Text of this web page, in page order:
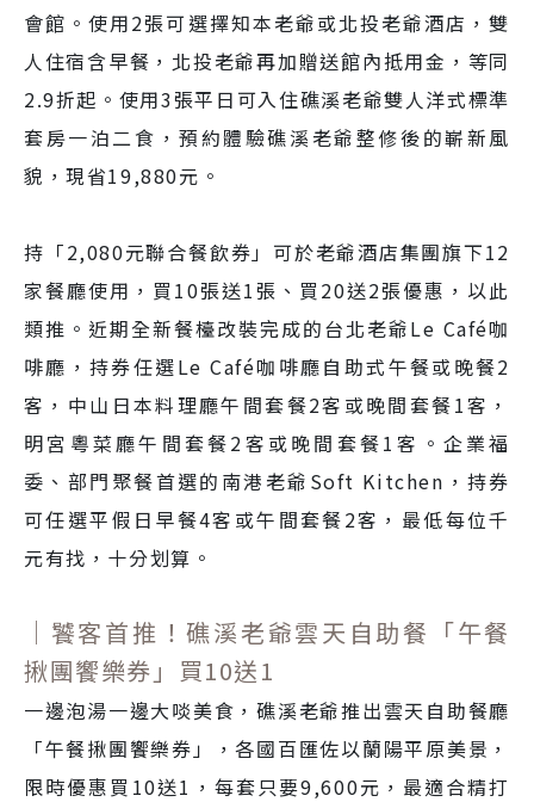
會館。使用2張可選擇知本老爺或北投老爺酒店，雙
人住宿含早餐，北投老爺再加贈送館內抵用金，等同
2.9折起。使用3張平日可入住礁溪老爺雙人洋式標準
套房一泊二食，預約體驗礁溪老爺整修後的嶄新風
貌，現省19,880元。
持「2,080元聯合餐飲券」可於老爺酒店集團旗下12
家餐廳使用，買10張送1張、買20送2張優惠，以此
類推。近期全新餐檯改裝完成的台北老爺Le Café咖
啡廳，持券任選Le Café咖啡廳自助式午餐或晚餐2
客，中山日本料理廳午間套餐2客或晚間套餐1客，
明宮粵菜廳午間套餐2客或晚間套餐1客。企業福
委、部門聚餐首選的南港老爺Soft Kitchen，持券
可任選平假日早餐4客或午間套餐2客，最低每位千
元有找，十分划算。
｜饕客首推！礁溪老爺雲天自助餐「午餐
揪團饗樂券」買10送1
一邊泡湯一邊大啖美食，礁溪老爺推出雲天自助餐廳
「午餐揪團饗樂券」，各國百匯佐以蘭陽平原美景，
限時優惠買10送1，每套只要9,600元，最適合精打